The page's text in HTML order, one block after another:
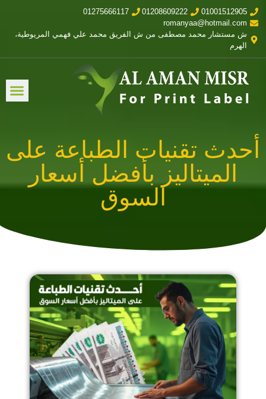
01001512905
01208609222
01275666117
romanyaa@hotmail.com
ش مستشار محمد مصطفى من ش الفريق محمد علي فهمي المريوطية،
الهرم
أحدث تقنيات الطباعة على
الميتاليز بأفضل أسعار
السوق